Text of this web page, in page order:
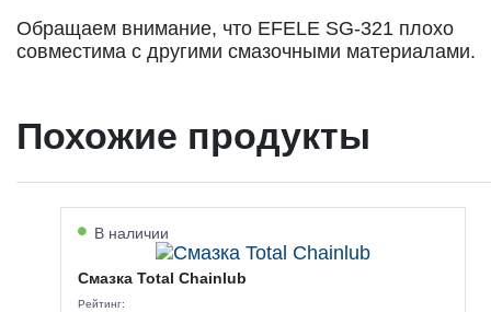
Обращаем внимание, что EFELE SG-321 плохо
совместима с другими смазочными материалами.
Похожие продукты
В наличии
Смазка Total Chainlub
Рейтинг: